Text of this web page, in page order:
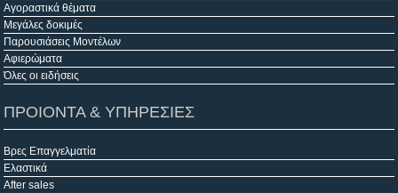
Αγοραστικά θέματα
Μεγάλες δοκιμές
Παρουσιάσεις Μοντέλων
Αφιερώματα
Όλες οι ειδήσεις
ΠΡΟΙΟΝΤΑ & ΥΠΗΡΕΣΙΕΣ
Βρες Επαγγελματία
Ελαστικά
After sales